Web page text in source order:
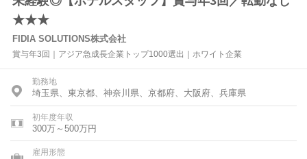
★★★
FIDIA SOLUTIONS株式会社
賞与年3回｜アジア急成長企業トップ1000選出｜ホワイト企業
勤務地
埼玉県、東京都、神奈川県、京都府、大阪府、兵庫県
初年度年収
300万～500万円
雇用形態